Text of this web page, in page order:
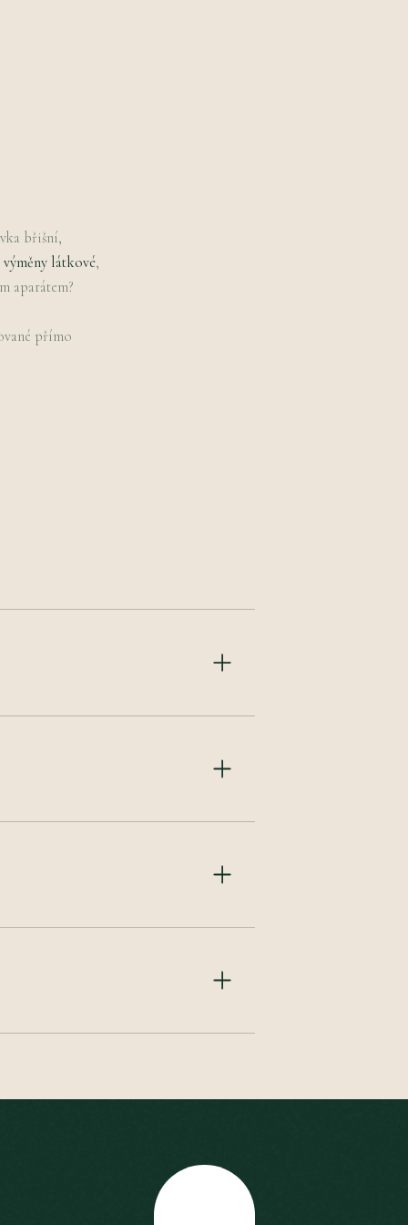
břišní,
látkové,
aparátem?
přímo